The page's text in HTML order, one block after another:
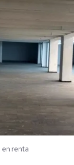
en renta